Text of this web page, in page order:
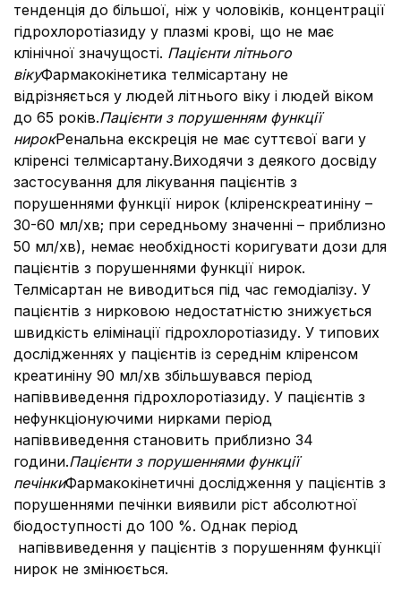
тенденція до більшої, ніж у чоловіків, концентрації
гідрохлоротіазиду у плазмі крові, що не має
клінічної значущості. Пацієнти літнього
вікуФармакокінетика телміcартану не
відрізняється у людей літнього віку і людей віком
до 65 років.Пацієнти з порушенням функції
нирокРенальна екскреція не має суттєвої ваги у
кліренсі телмісартану.Виходячи з деякого досвіду
застосування для лікування пацієнтів з
порушеннями функції нирок (кліренскреатиніну –
30-60 мл/хв; при середньому значенні – приблизно
50 мл/хв), немає необхідності коригувати дози для
пацієнтів з порушеннями функції нирок.
Телміcартан не виводиться під час гемодіалізу. У
пацієнтів з нирковою недостатністю знижується
швидкість елімінації гідрохлоротіазиду. У типових
дослідженнях у пацієнтів із середнім кліренсом
креатиніну 90 мл/хв збільшувався період
напіввиведення гідрохлоротіазиду. У пацієнтів з
нефункціонуючими нирками період
напіввиведення становить приблизно 34
години.Пацієнти з порушеннями функції
печінкиФармакокінетичні дослідження у пацієнтів з
порушеннями печінки виявили ріст абсолютної
біодоступності до 100 %. Однак період
напіввиведення у пацієнтів з порушенням функції
нирок не змінюється.